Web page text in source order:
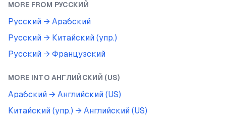
MORE FROM РУССКИЙ
Русский → Арабский
Русский → Китайский (упр.)
Русский → Французский
MORE INTO АНГЛИЙСКИЙ (US)
Арабский → Английский (US)
Китайский (упр.) → Английский (US)